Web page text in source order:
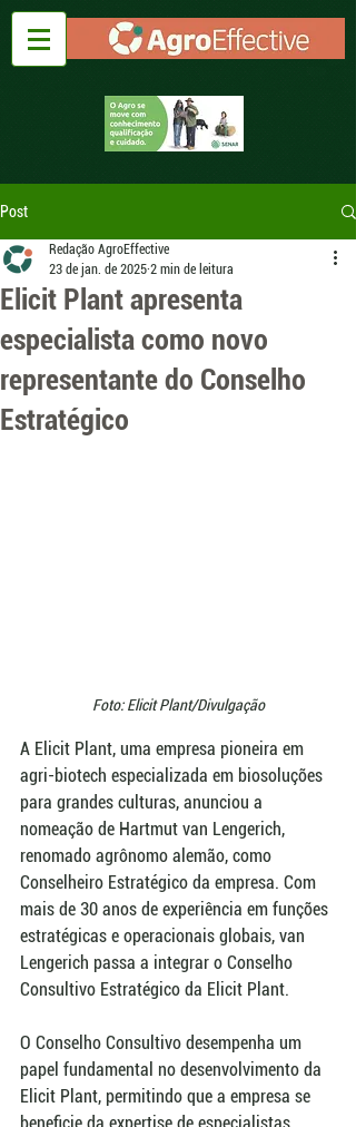
Post
Elicit Plant apresenta
especialista como novo
representante do Conselho
Estratégico
Redação AgroEffective
23 de jan. de 2025 2 min de leitura
Foto: Elicit Plant/Divulgação
A Elicit Plant, uma empresa pioneira em
agri-biotech especializada em biosoluções
para grandes culturas, anunciou a
nomeação de Hartmut van Lengerich,
renomado agrônomo alemão, como
Conselheiro Estratégico da empresa. Com
mais de 30 anos de experiência em funções
estratégicas e operacionais globais, van
Lengerich passa a integrar o Conselho
Consultivo Estratégico da Elicit Plant.
O Conselho Consultivo desempenha um
papel fundamental no desenvolvimento da
Elicit Plant, permitindo que a empresa se